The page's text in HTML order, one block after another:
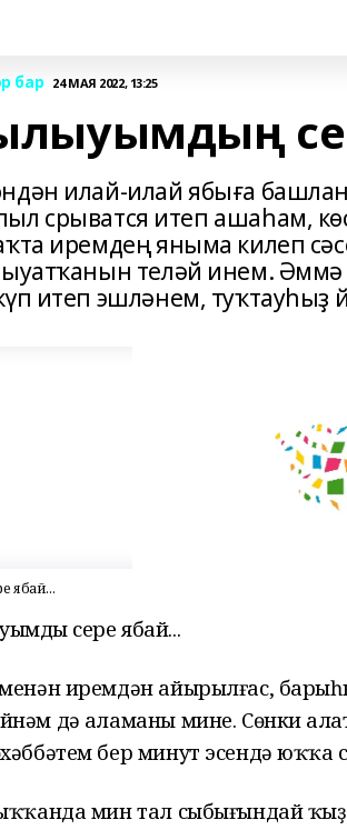
бар 24 МАЯ 2022, 13:25
илай-илай ябыға
срыватся итеп ашаһам,
иремдең яныма килеп
теләй инем.
итеп эшләнем, туҡтауһыҙ
ябай...
сере ябай...
иремдән айырылғас,
дә аңламаны мине. Сөнки
бер минут эсендә юҡҡа
мин тал сыбығындай